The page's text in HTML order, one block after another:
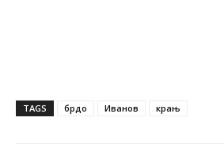
TAGS брдо Иванов крањ